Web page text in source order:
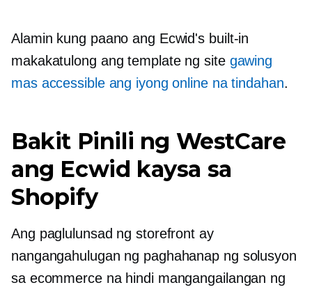
Alamin kung paano ang Ecwid's built-in
makakatulong ang template ng site gawing
mas accessible ang iyong online na tindahan.
Bakit Pinili ng WestCare
ang Ecwid kaysa sa
Shopify
Ang paglulunsad ng storefront ay
nangangahulugan ng paghahanap ng solusyon
sa ecommerce na hindi mangangailangan ng